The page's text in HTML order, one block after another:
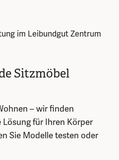
Sitzmöbel
– wir finden
für Ihren Körper
Sie Modelle testen oder